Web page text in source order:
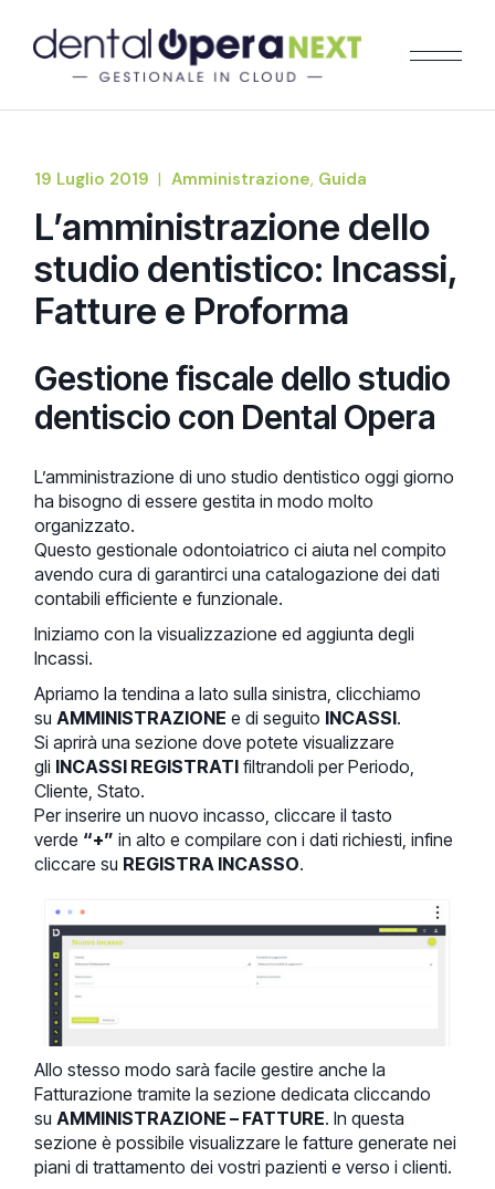
content
19 Luglio 2019 Amministrazione Guida
L’amministrazione dello
studio dentistico: Incassi,
Fatture e Proforma
Gestione fiscale dello studio
dentiscio con Dental Opera
L’amministrazione di uno studio dentistico oggi giorno
ha bisogno di essere gestita in modo molto
organizzato.
Questo gestionale odontoiatrico ci aiuta nel compito
avendo cura di garantirci una catalogazione dei dati
contabili efficiente e funzionale.
Iniziamo con la visualizzazione ed aggiunta degli
Incassi.
Apriamo la tendina a lato sulla sinistra, clicchiamo
suAMMINISTRAZIONE e di seguito INCASSI.
Si aprirà una sezione dove potete visualizzare
gli INCASSI REGISTRATI filtrandoli per Periodo,
Cliente, Stato.
Per inserire un nuovo incasso, cliccare il tasto
verde “+” in alto e compilare con i dati richiesti, infine
cliccare su REGISTRA INCASSO.
Allo stesso modo sarà facile gestire anche la
Fatturazione tramite la sezione dedicata cliccando
su AMMINISTRAZIONE – FATTURE. In questa
sezione è possibile visualizzare le fatture generate nei
piani di trattamento dei vostri pazienti e verso i clienti.